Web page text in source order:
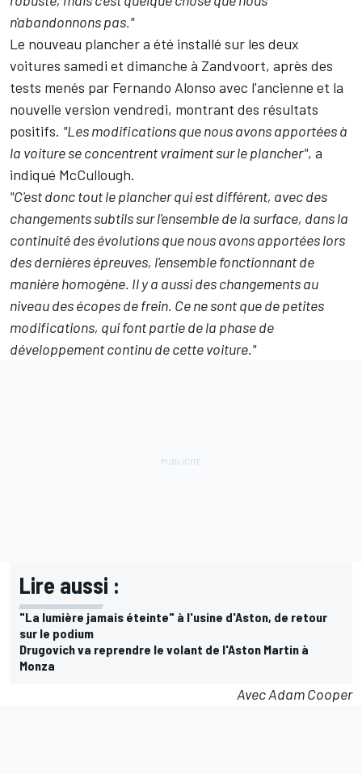
n'abandonnons pas."
Le nouveau plancher a été installé sur les deux
voitures samedi et dimanche à Zandvoort, après des
tests menés par Fernando Alonso avec l'ancienne et la
nouvelle version vendredi, montrant des résultats
positifs. "Les modifications que nous avons apportées à
la voiture se concentrent vraiment sur le plancher", a
indiqué McCullough.
"C'est donc tout le plancher qui est différent, avec des
changements subtils sur l'ensemble de la surface, dans la
continuité des évolutions que nous avons apportées lors
des dernières épreuves, l'ensemble fonctionnant de
manière homogène. Il y a aussi des changements au
niveau des écopes de frein. Ce ne sont que de petites
modifications, qui font partie de la phase de
développement continu de cette voiture."
Lire aussi :
"La lumière jamais éteinte" à l'usine d'Aston, de retour
sur le podium
Drugovich va reprendre le volant de l'Aston Martin à
Monza
Avec Adam Cooper